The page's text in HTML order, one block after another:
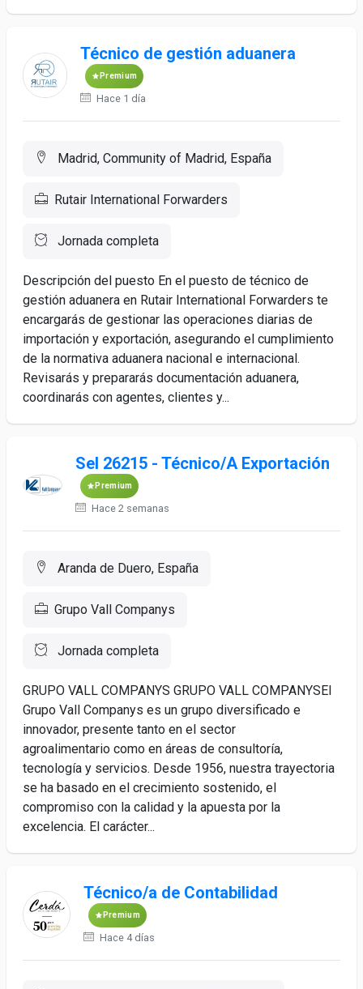
Técnico de gestión aduanera
Premium
Hace 1 día
Madrid, Community of Madrid, España
Rutair International Forwarders
Jornada completa
Descripción del puesto En el puesto de técnico de
gestión aduanera en Rutair International Forwarders te
encargarás de gestionar las operaciones diarias de
importación y exportación, asegurando el cumplimiento
de la normativa aduanera nacional e internacional.
Revisarás y prepararás documentación aduanera,
coordinarás con agentes, clientes y...
Sel 26215 - Técnico/A Exportación
Premium
Hace 2 semanas
Aranda de Duero, España
Grupo Vall Companys
Jornada completa
GRUPO VALL COMPANYS GRUPO VALL COMPANYSEl
Grupo Vall Companys es un grupo diversificado e
innovador, presente tanto en el sector
agroalimentario como en áreas de consultoría,
tecnología y servicios. Desde 1956, nuestra trayectoria
se ha basado en el crecimiento sostenido, el
compromiso con la calidad y la apuesta por la
excelencia. El carácter...
Técnico/a de Contabilidad
Premium
Hace 4 días